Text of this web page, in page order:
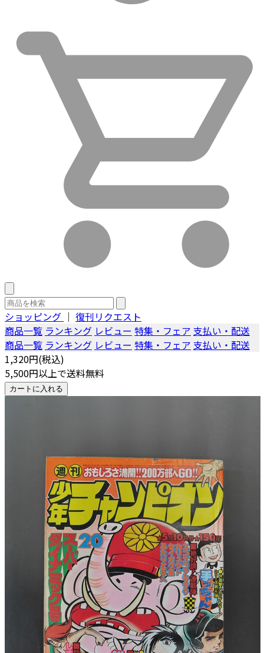
ショッピング ｜ 復刊リクエスト
商品一覧 ランキング レビュー 特集・フェア 支払い・配送
商品一覧 ランキング レビュー 特集・フェア 支払い・配送
1,320円(税込)
5,500円以上で送料無料
カートに入れる